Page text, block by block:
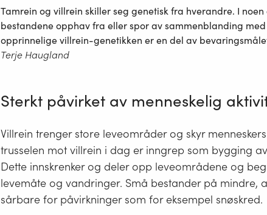
Tamrein og villrein skiller seg genetisk fra hverandre. I
bestandene opphav fra eller spor av sammenblanding
opprinnelige villrein-genetikken er en del av
Terje Haugland
Sterkt påvirket av menneskelig
Villrein trenger store leveområder og skyr
trusselen mot villrein i dag er inngrep som bygging
Dette innskrenker og deler opp leveområdene og
levemåte og vandringer. Små bestander på mindre,
sårbare for påvirkninger som for eksempel snøskred.